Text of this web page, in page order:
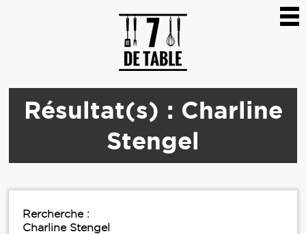
Résultat(s) : Charline
Stengel
Rercherche :
Charline Stengel